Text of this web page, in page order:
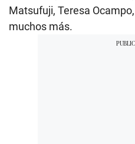
Matsufuji, Teresa
muchos más.